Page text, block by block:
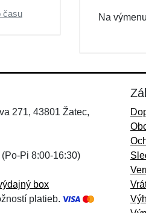
času
Na
271, 43801 Žatec,
Pi 8:00-16:30)
box
platieb.